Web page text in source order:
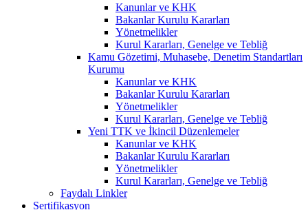
Kanunlar ve KHK
Bakanlar Kurulu Kararları
Yönetmelikler
Kurul Kararları, Genelge ve Tebliğ
Kamu Gözetimi, Muhasebe, Denetim Standartları
Kurumu
Kanunlar ve KHK
Bakanlar Kurulu Kararları
Yönetmelikler
Kurul Kararları, Genelge ve Tebliğ
Yeni TTK ve İkincil Düzenlemeler
Kanunlar ve KHK
Bakanlar Kurulu Kararları
Yönetmelikler
Kurul Kararları, Genelge ve Tebliğ
Faydalı Linkler
Sertifikasyon